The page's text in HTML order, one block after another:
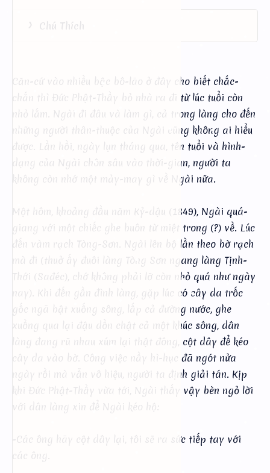
Chú Thích
Căn-cứ vào nhiều bậc bô-lão ở đây cho biết chắc-
chắn thì Đức Phật-Thầy bỏ nhà ra đi từ lúc tuổi còn
nhỏ lắm. Ngài đi đâu và làm gì, cả trong làng cho đến
những người thân-thuộc của Ngài cũng không ai hiểu
được. Lần hồi, ngày lụn tháng qua, tên tuổi và hình-
dạng của Ngài chôn sâu vào thời-gian, người ta
không còn nhớ một mảy-may gì về Ngài nữa.
Một hôm, khoảng đầu năm Kỷ-dậu (1849), Ngài quá-
giang với một chiếc ghe buôn từ miệt trong (?) về. Lúc
đến vàm rạch Tòng-Sơn. Ngài lên bộ lần theo bờ rạch
mà đi (thuở ấy đuôi làng Tòng Sơn ngang làng Tịnh-
Thới (Sađéc), chớ không phải lỡ còn nhỏ quá như ngày
nay). Khi đến gần đình làng, gặp lúc có cây da trốc
gốc ngã bật xuống sông, lấp cả đường nước, ghe
xuồng qua lại đậu dồn chật cả một khúc sông, dân
làng đang rũ nhau xúm lại thật đông, cột dây để kéo
cây da vào bờ. Công việc nầy hì-hục đã ngót nửa
ngày rồi mà vẫn vô hiệu, người ta định giải tán. Kịp
khi Đức Phật-Thầy vừa tới, Ngài thấy vậy bèn ngỏ lời
với dân làng xin để Ngài kéo hộ:
-Các ông hãy cột dây lại, tôi sẽ ra sức tiếp tay với
các ông.